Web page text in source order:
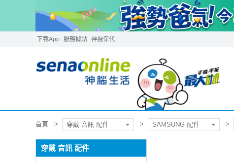
下載App 服務據點 神揚保代
首頁 穿戴 音訊 配件 SAMSUNG 配件
穿戴 音訊 配件